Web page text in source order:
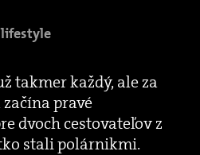
takmer každý, ale za
pravé
dvoch cestovateľov z
stali polárnikmi.